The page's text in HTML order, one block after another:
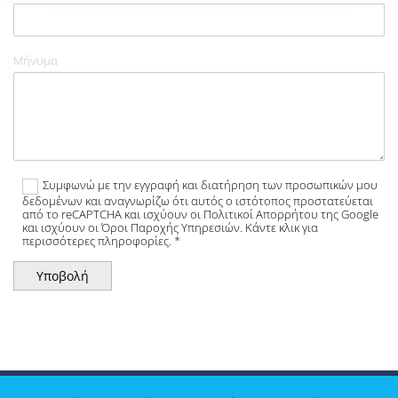
Μήνυμα
Συμφωνώ με την εγγραφή και διατήρηση των προσωπικών μου
δεδομένων και αναγνωρίζω ότι αυτός ο ιστότοπος προστατεύεται
από το reCAPTCHA και ισχύουν οι Πολιτικοί Απορρήτου της Google
και ισχύουν οι Όροι Παροχής Υπηρεσιών. Κάντε κλικ για
περισσότερες πληροφορίες. *